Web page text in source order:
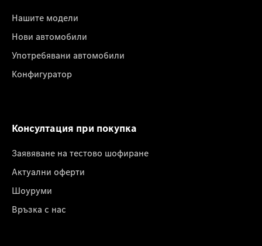
Нашите модели
Нови автомобили
Употребявани автомобили
Конфигуратор
Консултация при покупка
Заявяване на тестово шофиране
Актуални оферти
Шоуруми
Връзка с нас